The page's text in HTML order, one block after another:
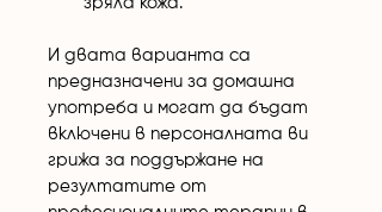
И двата варианта са
предназначени за домашна
употреба и могат да бъдат
включени в персоналната ви
грижа за поддържане на
резултатите от